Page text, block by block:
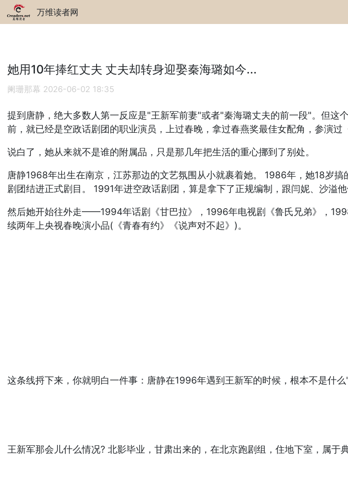
万维读者网
她用10年捧红丈夫 丈夫却转身迎娶秦海璐如今...
阑珊那幕 2026-06-02 18:35
提到唐静，绝大多数人第一反应是"王新军前妻"或者"秦海璐丈夫的前一段"。但
前，就已经是空政话剧团的职业演员，上过春晚，拿过春燕奖最佳女配角，参演过
说白了，她从来就不是谁的附属品，只是那几年把生活的重心挪到了别处。
唐静1968年出生在南京，江苏那边的文艺氛围从小就裹着她。 1986年，她18岁
剧团结进正式剧目。 1991年进空政话剧团，算是拿下了正规编制，跟闫妮、沙溢他
然后她开始往外走——1994年话剧《甘巴拉》，1996年电视剧《鲁氏兄弟》，
续两年上央视春晚演小品(《青春有约》《说声对不起》)。
这条线捋下来，你就明白一件事：唐静在1996年遇到王新军的时候，根本不是什
王新军那会儿什么情况? 北影毕业，甘肃出来的，在北京跑剧组，住地下室，属于